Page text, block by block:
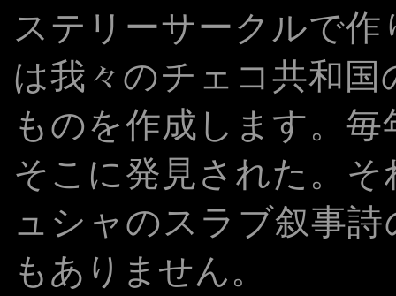
ステリーサークルで
は我々のチェコ共和
ものを作成します。
そこに発見された。
ュシャのスラブ叙事
もありません。